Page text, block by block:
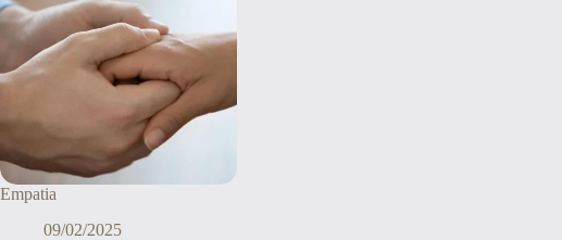
Empatia
09/02/2025